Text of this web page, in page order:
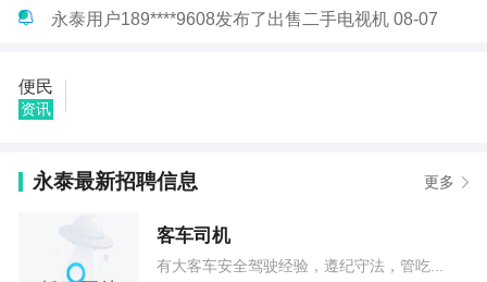
永泰用户189****9608发布了出售二手电视机 08-07
永泰用户182****8697发布了求购报废轮胎 08-07
永泰用户198****5272发布了求职厨师工作 08-07
永泰用户147****6785发布了二手冰箱 08-07
永泰用户153****5770发布了求租1一2楼精装100平方
里面基本设备不要 08-07
便民
资讯
永泰最新招聘信息 更多
客车司机
有大客车安全驾驶经验，遵纪守法，管吃...